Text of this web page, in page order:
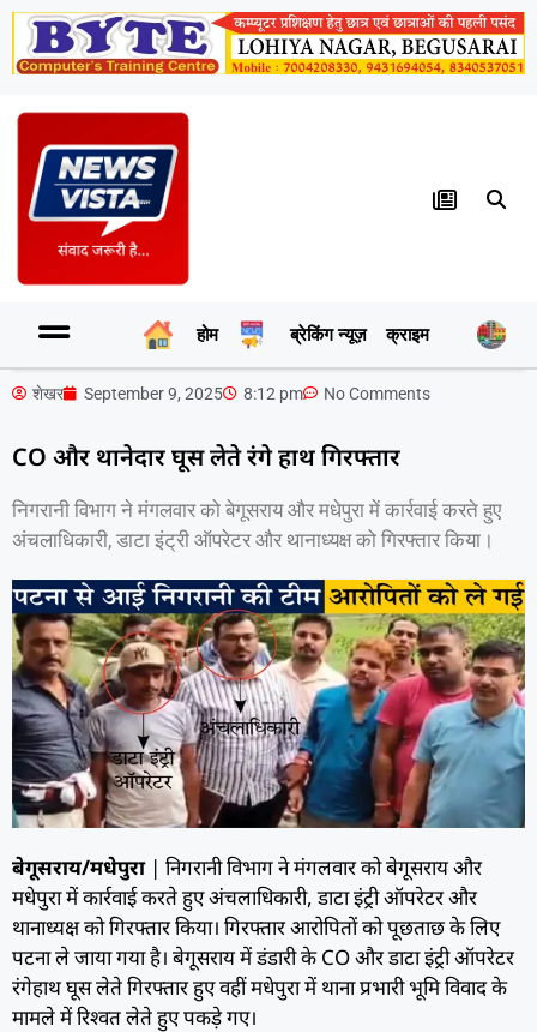
होम ब्रेकिंग न्यूज़ क्राइम
शेखर September 9, 2025 8:12 pm No Comments
CO और थानेदार घूस लेते रंगे हाथ गिरफ्तार
निगरानी विभाग ने मंगलवार को बेगूसराय और मधेपुरा में कार्रवाई करते हुए
अंचलाधिकारी, डाटा इंट्री ऑपरेटर और थानाध्यक्ष को गिरफ्तार किया।
बेगूसराय/मधेपुरा| निगरानी विभाग ने मंगलवार को बेगूसराय और
मधेपुरा में कार्रवाई करते हुए अंचलाधिकारी, डाटा इंट्री ऑपरेटर और
थानाध्यक्ष को गिरफ्तार किया। गिरफ्तार आरोपितों को पूछताछ के लिए
पटना ले जाया गया है। बेगूसराय में डंडारी के CO और डाटा इंट्री ऑपरेटर
रंगेहाथ घूस लेते गिरफ्तार हुए वहीं मधेपुरा में थाना प्रभारी भूमि विवाद के
मामले में रिश्वत लेते हुए पकड़े गए।